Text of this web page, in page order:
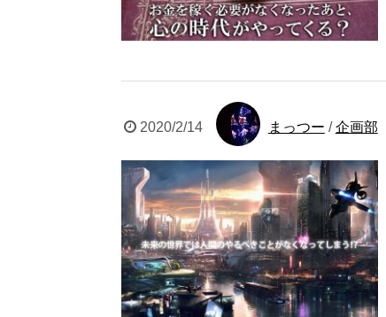
2020/2/14 まっつー /企画部